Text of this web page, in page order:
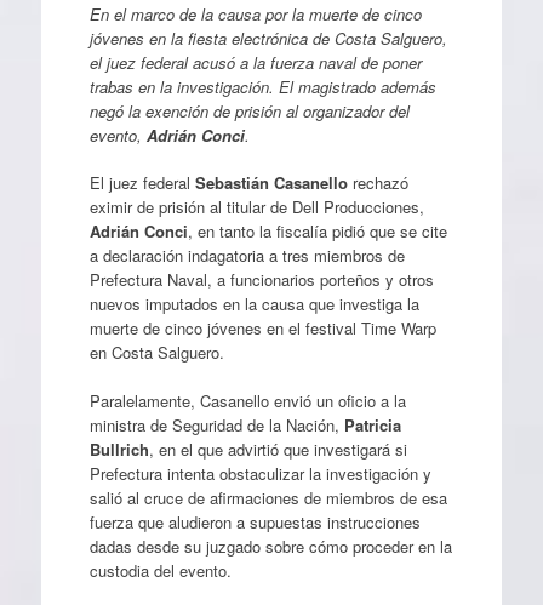
En el marco de la causa por la muerte de cinco
jóvenes en la fiesta electrónica de Costa Salguero,
el juez federal acusó a la fuerza naval de poner
trabas en la investigación. El magistrado además
negó la exención de prisión al organizador del
evento, Adrián Conci.
El juez federal Sebastián Casanellorechazó
eximir de prisión al titular de Dell Producciones,
Adrián Conci, en tanto la fiscalía pidió que se cite
a declaración indagatoria a tres miembros de
Prefectura Naval, a funcionarios porteños y otros
nuevos imputados en la causa que investiga la
muerte de cinco jóvenes en el festival Time Warp
en Costa Salguero.
Paralelamente, Casanello envió un oficio a la
ministra de Seguridad de la Nación, Patricia
Bullrich, en el que advirtió que investigará si
Prefectura intenta obstaculizar la investigación y
salió al cruce de afirmaciones de miembros de esa
fuerza que aludieron a supuestas instrucciones
dadas desde su juzgado sobre cómo proceder en la
custodia del evento.